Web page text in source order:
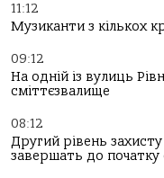
11:12
Музиканти з кількох
09:12
На одній із вулиць
сміттєзвалище
08:12
Другий рівень
завершать до